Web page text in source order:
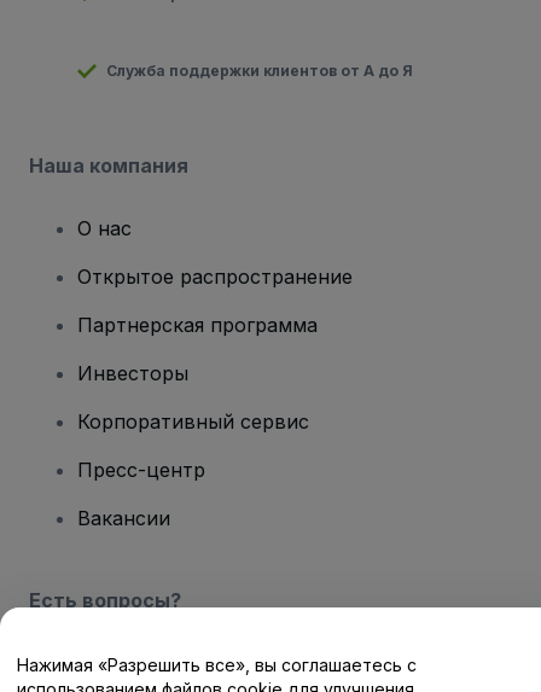
Служба поддержки клиентов от А до Я
Наша компания
О нас
Открытое распространение
Партнерская программа
Инвесторы
Корпоративный сервис
Пресс-центр
Вакансии
Есть вопросы?
Центр помощи / Свяжитесь с нами
Нажимая «Разрешить все», вы соглашаетесь с